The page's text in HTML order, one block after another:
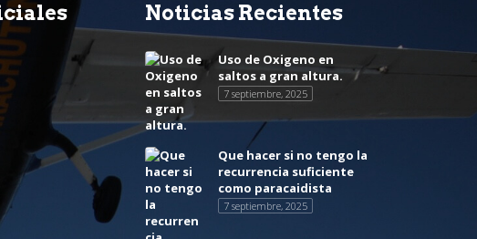
Noticias Recientes
Uso de Oxigeno en
saltos a gran altura.
7 septiembre, 2025
Que hacer si no tengo la
recurrencia suficiente
como paracaidista
7 septiembre, 2025